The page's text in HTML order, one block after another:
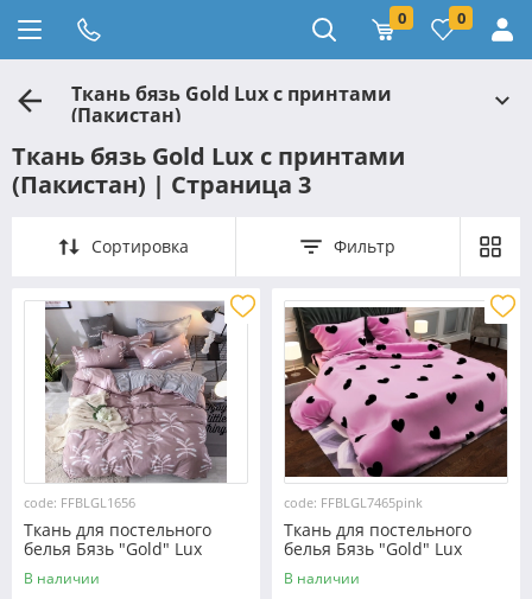
0 0
Ткань бязь Gold Lux с принтами
(Пакистан)
Ткань бязь Gold Lux с принтами
(Пакистан) | Страница 3
Сортировка Фильтр
code: FFBLGL1656
Ткань для постельного
белья Бязь "Gold" Lux
"Свободные объятья"
GL1656 (A+B) - (50м+50м)
В наличии
code: FFBLGL7465pink
Ткань для постельного
белья Бязь "Gold" Lux
"Сердца" GL7465pink
В наличии